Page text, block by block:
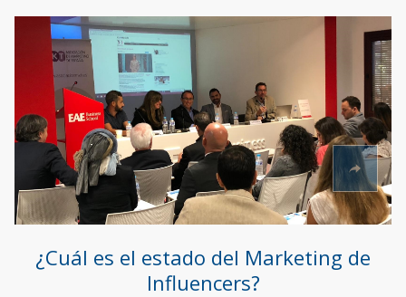
¿Cuál es el estado del Marketing de
Influencers?